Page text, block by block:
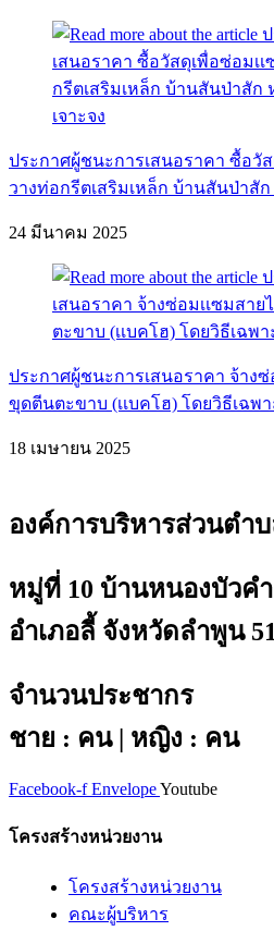
ประกาศผู้ชนะการเสนอราคา ซื้อวั
วางท่อกรีตเสริมเหล็ก บ้านสันป่าสัก
24 มีนาคม 2025
ประกาศผู้ชนะการเสนอราคา จ้าง
ขุดตีนตะขาบ (เเบคโฮ) โดยวิธีเฉพา
18 เมษายน 2025
องค์การบริหารส่วนตำบ
หมู่ที่ 10 บ้านหนองบัวค
อำเภอลี้ จังหวัดลำพูน
จำนวนประชากร
ชาย : คน | หญิง : คน
Facebook-f EnvelopeYoutube
โครงสร้างหน่วยงาน
โครงสร้างหน่วยงาน
คณะผู้บริหาร